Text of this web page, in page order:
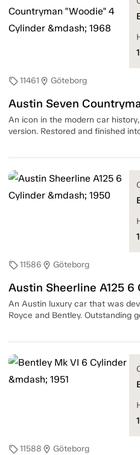
sell11461 location_on Göteborg
An icon in the modern car
version. Restored and finished
sell11586 location_on Göteborg
Austin Sheerline A125
An Austin luxury car that was
Royce and Bentley. Outstanding
sell11588 location_on Göteborg